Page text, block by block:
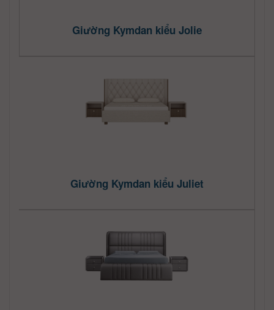
Giường Kymdan kiểu Jolie
Giường Kymdan kiểu Juliet